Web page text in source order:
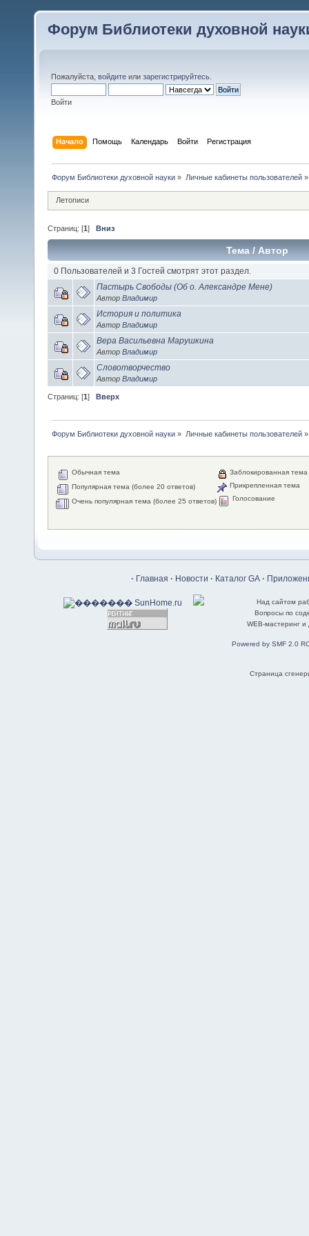
Форум Библиотеки духовной
Пожалуйста, войдите или зарегистрируйтесь
Войти
Начало Помощь Календарь Войти Регистрация
Форум Библиотеки духовной науки » Личные кабинеты пользователей»
Летописи
Страниц: [1] Вниз
Тема/ Автор
0 Пользователей и 3 Гостей смотрят этот раздел.
Пастырь Свободы (Об о. Александре Мене)
Автор Владимир
История и политика
Автор Владимир
Вера Васильевна Марушкина
Автор Владимир
Словотворчество
Автор Владимир
Страниц: [1 ] Вверх
Форум Библиотеки духовной науки » Личные кабинеты пользователей»
Обычная тема
Популярная тема (более 20 ответов)
Очень популярная тема (более 25 ответов)
Заблокированная тема
Прикрепленная тема
Голосование
· Главная · Новости · Каталог GA ·
Над сайтом
Вопросы по
WEB-мастеринг
Powered by SMF 2.0
Страница